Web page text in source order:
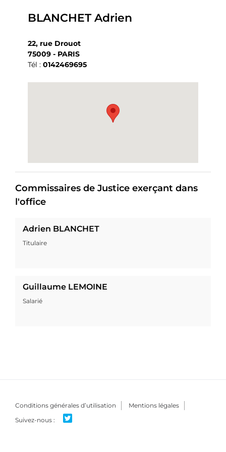
BLANCHET Adrien
22, rue Drouot
75009 - PARIS
Tél : 0142469695
Commissaires de Justice exerçant dans
l'office
Adrien BLANCHET
Titulaire
Guillaume LEMOINE
Salarié
Conditions générales d’utilisation Mentions légales